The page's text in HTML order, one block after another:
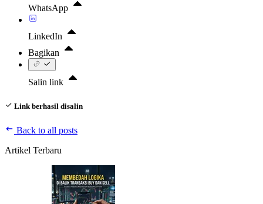
WhatsApp
LinkedIn
Bagikan
Salin link
Link berhasil disalin
Back to all posts
Artikel Terbaru